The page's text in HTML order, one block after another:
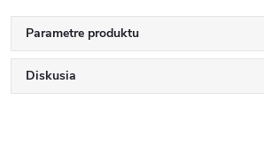
Parametre produktu
Diskusia